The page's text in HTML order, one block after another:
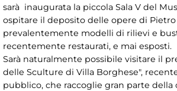
sarà inaugurata la piccola Sala V del
ospitare il deposito delle opere di Pietro
prevalentemente modelli di rilievi e
recentemente restaurati, e mai esposti.
Sarà naturalmente possibile visitare il
delle Sculture di Villa Borghese",
pubblico, che raccoglie gran parte della